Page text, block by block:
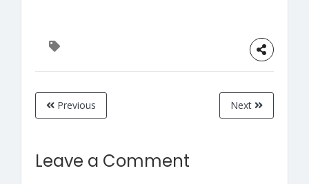
Previous Next
Leave a Comment